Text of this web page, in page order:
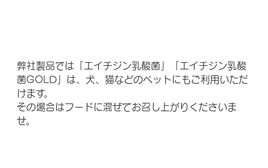
弊社製品では「エイチジン乳酸菌」「エイチジン乳酸
菌GOLD」は、犬、猫などのペットにもご利用いただ
けます。
その場合はフードに混ぜてお召し上がりくださいま
せ。